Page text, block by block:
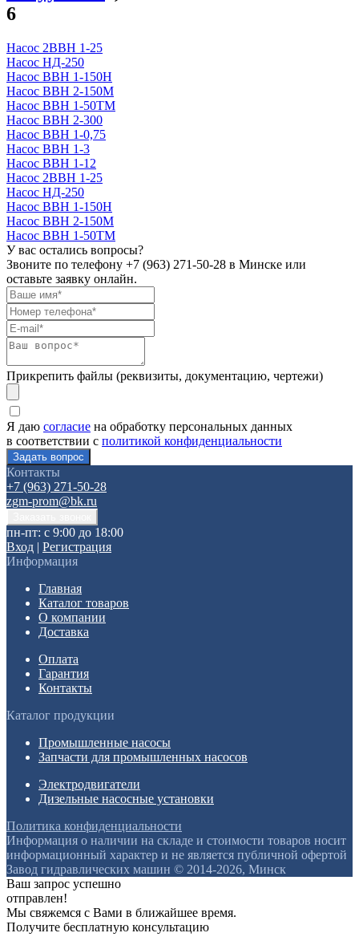
6
Насос 2ВВН 1-25
Насос НД-250
Насос ВВН 1-150Н
Насос ВВН 2-150М
Насос ВВН 1-50ТМ
Насос ВВН 2-300
Насос ВВН 1-0,75
Насос ВВН 1-3
Насос ВВН 1-12
Насос 2ВВН 1-25
Насос НД-250
Насос ВВН 1-150Н
Насос ВВН 2-150М
Насос ВВН 1-50ТМ
У вас остались вопросы?
Звоните по телефону +7 (963) 271-50-28 в Минске или
оставьте заявку онлайн.
Прикрепить файлы (реквизиты, документацию, чертежи)
Я даю согласие на обработку персональных данных
в соответствии с политикой конфиденциальности
Контакты
+7 (963) 271-50-28
zgm-prom@bk.ru
пн-пт: с 9:00 до 18:00
Вход | Регистрация
Информация
Главная
Каталог товаров
О компании
Доставка
Оплата
Гарантия
Контакты
Каталог продукции
Промышленные насосы
Запчасти для промышленных насосов
Электродвигатели
Дизельные насосные установки
Политика конфиденциальности
Информация о наличии на складе и стоимости товаров носит
информационный характер и не является публичной офертой
Завод гидравлических машин © 2014-2026, Минск
Ваш запрос успешно
отправлен!
Мы свяжемся с Вами в ближайшее время.
Получите бесплатную консультацию